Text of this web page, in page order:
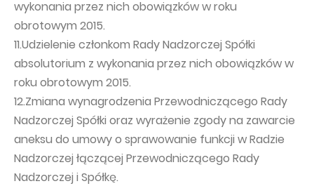
wykonania przez nich obowiązków w roku
obrotowym 2015.
11.Udzielenie członkom Rady Nadzorczej Spółki
absolutorium z wykonania przez nich obowiązków w
roku obrotowym 2015.
12.Zmiana wynagrodzenia Przewodniczącego Rady
Nadzorczej Spółki oraz wyrażenie zgody na zawarcie
aneksu do umowy o sprawowanie funkcji w Radzie
Nadzorczej łączącej Przewodniczącego Rady
Nadzorczej i Spółkę.